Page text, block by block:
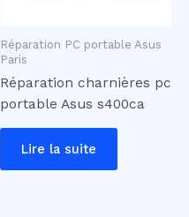
Réparation PC portable Asus
Paris
Réparation charnières pc
portable Asus s400ca
Lire la suite